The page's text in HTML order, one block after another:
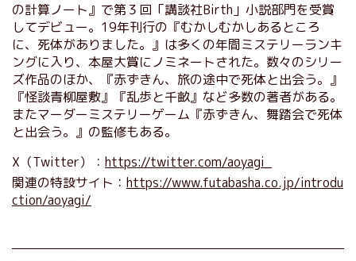
の計算ノート』で第３回「講談社Birth」小説部門を受賞
してデビュー。19年刊行の『むかしむかしあるところ
に、死体がありました。』は多くの年間ミステリーランキ
ングに入り、本屋大賞にノミネートされた。数々のシリー
ズ作品のほか、『赤ずきん、旅の途中で死体と出会う。』
『怪談青柳屋敷』『乱歩と千畝』など多数の著者がある。
またマーダーミステリーゲーム『赤ずきん、舞踏会で死体
と出会う。』の監修もある。
X（Twitter）： https://twitter.com/aoyagi_
関連の特設サイト： https://www.futabasha.co.jp/introdu
ction/aoyagi/